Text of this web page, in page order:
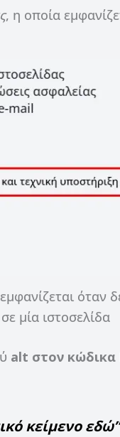
, η οποία
όταν
μία ιστοσελίδα
alt στον κώδικα
κείμενο εδώ”